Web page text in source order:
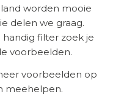
worden mooie
delen we graag.
handig filter zoek je
voorbeelden.
voorbeelden op
meehelpen.